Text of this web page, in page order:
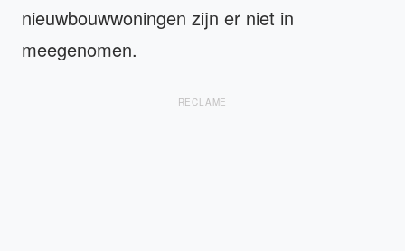
nieuwbouwwoningen zijn er niet in
meegenomen.
RECLAME